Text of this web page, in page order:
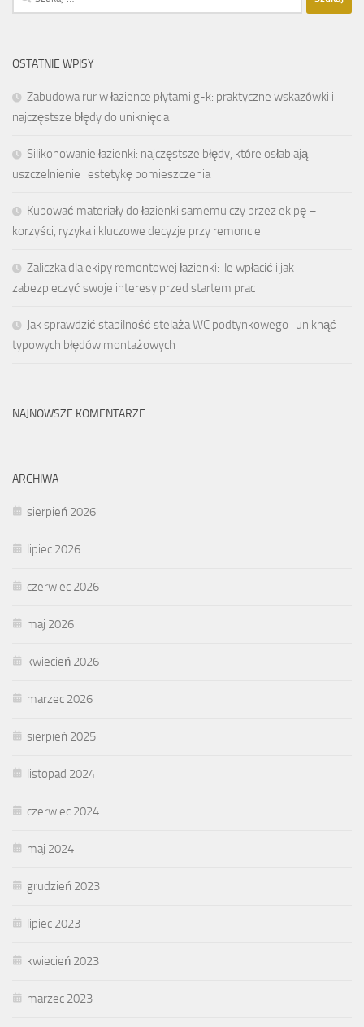
OSTATNIE WPISY
Zabudowa rur w łazience płytami g-k: praktyczne wskazówki i
najczęstsze błędy do uniknięcia
Silikonowanie łazienki: najczęstsze błędy, które osłabiają
uszczelnienie i estetykę pomieszczenia
Kupować materiały do łazienki samemu czy przez ekipę –
korzyści, ryzyka i kluczowe decyzje przy remoncie
Zaliczka dla ekipy remontowej łazienki: ile wpłacić i jak
zabezpieczyć swoje interesy przed startem prac
Jak sprawdzić stabilność stelaża WC podtynkowego i uniknąć
typowych błędów montażowych
NAJNOWSZE KOMENTARZE
ARCHIWA
sierpień 2026
lipiec 2026
czerwiec 2026
maj 2026
kwiecień 2026
marzec 2026
sierpień 2025
listopad 2024
czerwiec 2024
maj 2024
grudzień 2023
lipiec 2023
kwiecień 2023
marzec 2023